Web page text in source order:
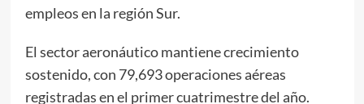
empleos en la región Sur.
El sector aeronáutico mantiene crecimiento
sostenido, con 79,693 operaciones aéreas
registradas en el primer cuatrimestre del año.